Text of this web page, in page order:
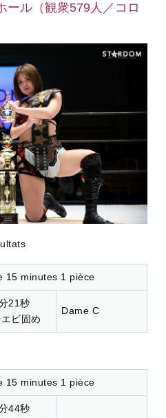
ール（観衆579人／コロ
15 minutes 1 pièce
21秒
ビ固め
Dame C
15 minutes 1 pièce
44秒